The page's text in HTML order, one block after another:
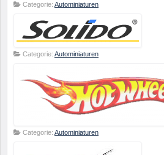
Categorie: Autominiaturen
Categorie: Autominiaturen
Categorie: Autominiaturen